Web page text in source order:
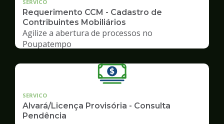
SERVICO
Requerimento CCM - Cadastro de
Contribuintes Mobiliários
Agilize a abertura de processos no
Poupatempo
SERVICO
Alvará/Licença Provisória - Consulta
Pendência